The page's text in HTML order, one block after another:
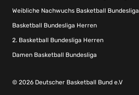
Weibliche Nachwuchs Basketball Bundesliga
Basketball Bundesliga Herren
2. Basketball Bundesliga Herren
Damen Basketball Bundesliga
© 2026 Deutscher Basketball Bund e.V